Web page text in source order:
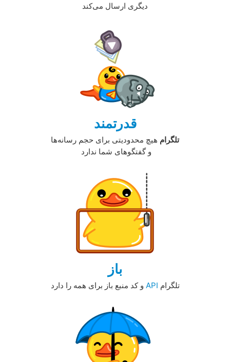
دیگری ارسال می‌کند
قدرتمند
تلگرام هیچ محدودیتی برای حجم رسانه‌ها
و گفتگوهای شما ندارد‏ ‏
باز
‏تلگرام‏ و کد منبع باز برای همه‏ را دارد‏‏